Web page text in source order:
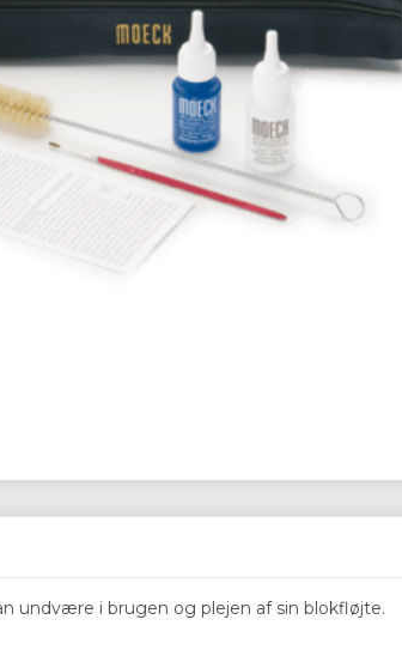
undvære i brugen og plejen af sin blokfløjte.